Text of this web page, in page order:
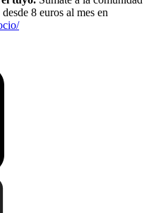
8 euros al mes en